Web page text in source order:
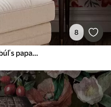
8
Jasná kompozícia kvetov a bobúľ s papagájmi